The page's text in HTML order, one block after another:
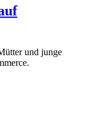
und junge